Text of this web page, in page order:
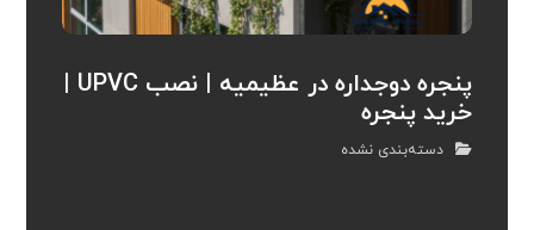
پنجره دوجداره در عظیمیه | نصب UPVC |
خرید پنجره
دسته‌بندی نشده